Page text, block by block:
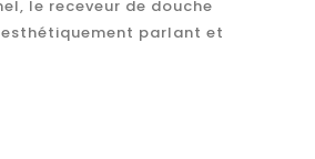
le receveur de douche
parlant et